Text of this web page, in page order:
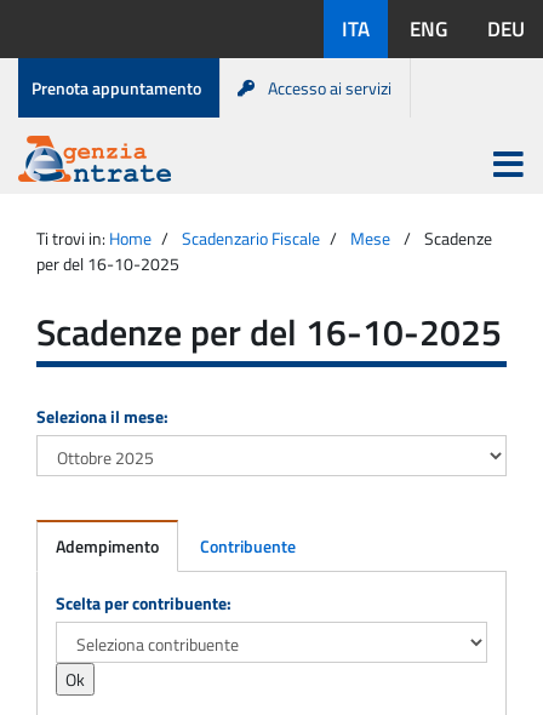
contenuto
disponibili:
ITA ENG DEU
Menu
di
servizio
Prenota appuntamento Accesso ai servizi
Agenzia
Entrate
Apri
menu
principale
Ti trovi in: Home Scadenzario Fiscale Mese
Scadenze
per del 16-10-2025
Scadenze per del 16-10-2025
Seleziona il mese:
Adempimento Contribuente
Adempimento
Scelta per contribuente: